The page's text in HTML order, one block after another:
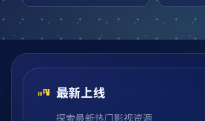
最新上线
探索最新热门影视资源